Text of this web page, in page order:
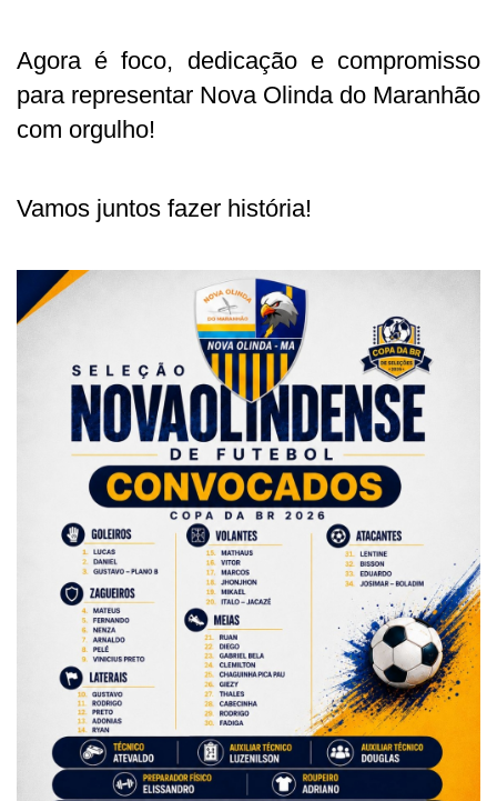
Agora é foco, dedicação e compromisso
para representar Nova Olinda do Maranhão
com orgulho!
Vamos juntos fazer história!